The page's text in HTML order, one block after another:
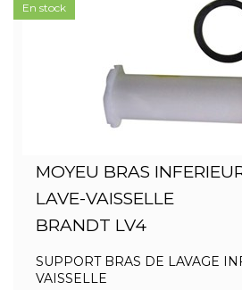
MOYEU BRAS
LAVE-VAISSELLE
BRANDT LV4
SUPPORT BRAS DE LAVAGE
VAISSELLE
En stock